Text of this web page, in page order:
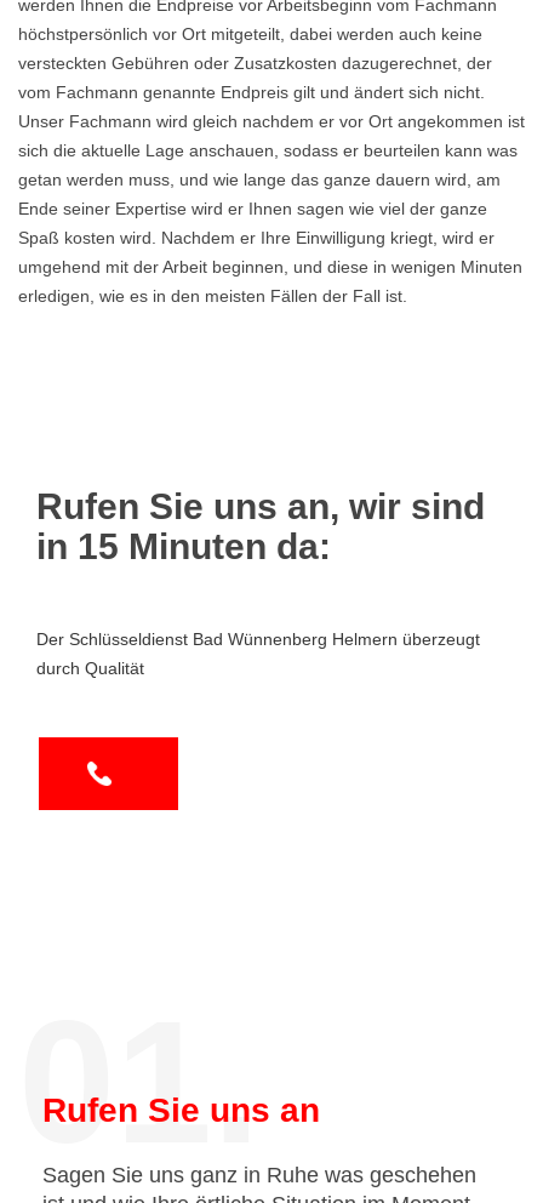
werden Ihnen die Endpreise vor Arbeitsbeginn vom Fachmann
höchstpersönlich vor Ort mitgeteilt, dabei werden auch keine
versteckten Gebühren oder Zusatzkosten dazugerechnet, der
vom Fachmann genannte Endpreis gilt und ändert sich nicht.
Unser Fachmann wird gleich nachdem er vor Ort angekommen ist
sich die aktuelle Lage anschauen, sodass er beurteilen kann was
getan werden muss, und wie lange das ganze dauern wird, am
Ende seiner Expertise wird er Ihnen sagen wie viel der ganze
Spaß kosten wird. Nachdem er Ihre Einwilligung kriegt, wird er
umgehend mit der Arbeit beginnen, und diese in wenigen Minuten
erledigen, wie es in den meisten Fällen der Fall ist.
Rufen Sie uns an, wir sind
in 15 Minuten da:
Der Schlüsseldienst Bad Wünnenberg Helmern überzeugt
durch Qualität
01.
Rufen Sie uns an
Sagen Sie uns ganz in Ruhe was geschehen